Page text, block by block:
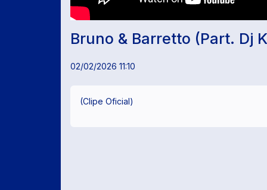
Bruno & Barretto (Part. Dj
02/02/2026 11:10
(Clipe Oficial)